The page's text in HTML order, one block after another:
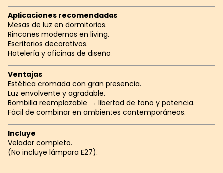
Aplicaciones recomendadas
Mesas de luz en dormitorios.
Rincones modernos en living.
Escritorios decorativos.
Hotelería y oficinas de diseño.
Ventajas
Estética cromada con gran presencia.
Luz envolvente y agradable.
Bombilla reemplazable → libertad de tono y potencia.
Fácil de combinar en ambientes contemporáneos.
Incluye
Velador completo.
(No incluye lámpara E27).